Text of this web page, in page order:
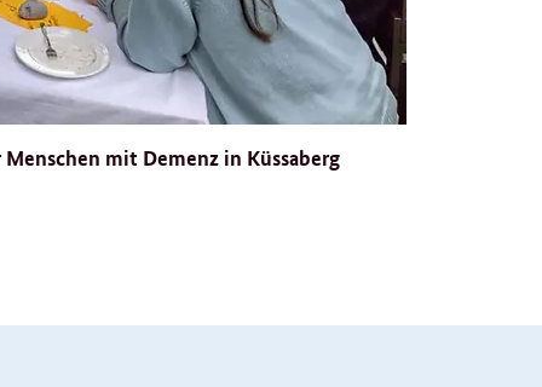
mit Demenz in Küssaberg